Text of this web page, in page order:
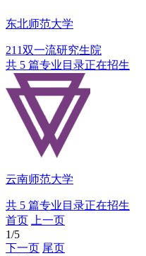
东北师范大学
211双一流研究生院
共 5 篇专业目录正在招生
云南师范大学
共 5 篇专业目录正在招生
首页
上一页
1/5
下一页 尾页